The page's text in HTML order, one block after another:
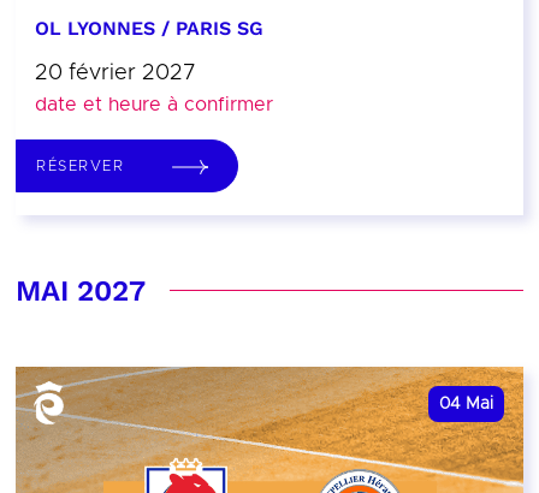
OL LYONNES / PARIS SG
20 février 2027
date et heure à confirmer
RÉSERVER
MAI 2027
04 Mai